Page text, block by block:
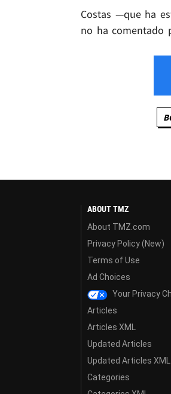
Costas —que ha
no ha comentado
ABOUT TMZ
About TMZ.com
Privacy Policy (New)
Terms of Use
Ad Choices
Your Privacy
Articles
Articles XML
Updated Articles
Updated Articles XML
Categories